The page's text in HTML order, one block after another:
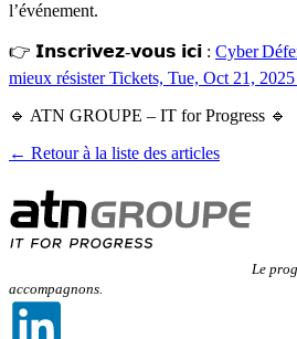
l’événement.
👉 𝗜𝗻𝘀𝗰𝗿𝗶𝘃𝗲𝘇-𝘃𝗼𝘂𝘀 𝗶𝗰𝗶 : Cyber
mieux résister Tickets, Tue, Oct 21,
🔹 ATN GROUPE – IT for Progress 🔹
← Retour à la liste des articles
Le
accompagnons.